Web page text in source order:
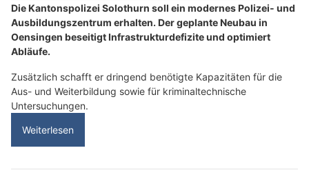
Die Kantonspolizei Solothurn soll ein modernes Polizei- und
Ausbildungszentrum erhalten. Der geplante Neubau in
Oensingen beseitigt Infrastrukturdefizite und optimiert
Abläufe.
Zusätzlich schafft er dringend benötigte Kapazitäten für die
Aus- und Weiterbildung sowie für kriminaltechnische
Untersuchungen.
Weiterlesen